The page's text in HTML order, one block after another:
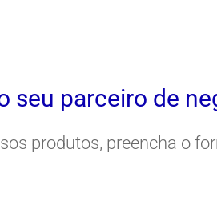
seu parceiro de
produtos, preencha o